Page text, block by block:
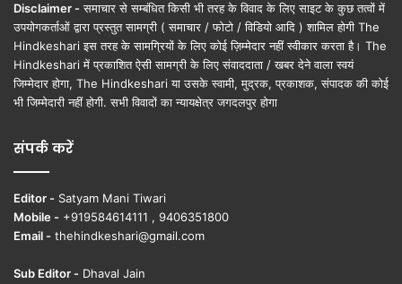
Disclaimer - समाचार से सम्बंधित किसी भी तरह के विवाद के लिए साइट के कुछ तत्वों में
उपयोगकर्ताओं द्वारा प्रस्तुत सामग्री ( समाचार / फोटो / विडियो आदि ) शामिल होगी The
Hindkeshari इस तरह के सामग्रियों के लिए कोई ज़िम्मेदार नहीं स्वीकार करता है। The
Hindkeshari में प्रकाशित ऐसी सामग्री के लिए संवाददाता / खबर देने वाला स्वयं
जिम्मेदार होगा, The Hindkeshari या उसके स्वामी, मुद्रक, प्रकाशक, संपादक की कोई
भी जिम्मेदारी नहीं होगी. सभी विवादों का न्यायक्षेत्र जगदलपुर होगा
संपर्क करें
Editor - Satyam Mani Tiwari
Mobile - +919584614111 , 9406351800
Email - thehindkeshari@gmail.com
Sub Editor - Dhaval Jain